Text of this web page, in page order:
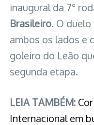
inaugural da 7°
Brasileiro. O
ambos os lados e
goleiro do Leão
segunda etapa.
LEIA TAMBÉM:
Internacional em